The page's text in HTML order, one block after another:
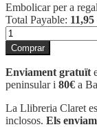
Embolicar per a
Total Payable: 11,95
quantitat
de
MARCUS
POCUS
1.
MÀGIA
A
DOMICILI
Comprar
Enviament gratuït
peninsular i 80€ a
La Llibreria Claret
inclosos. Els